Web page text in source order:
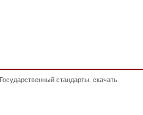
стандарты. скачать